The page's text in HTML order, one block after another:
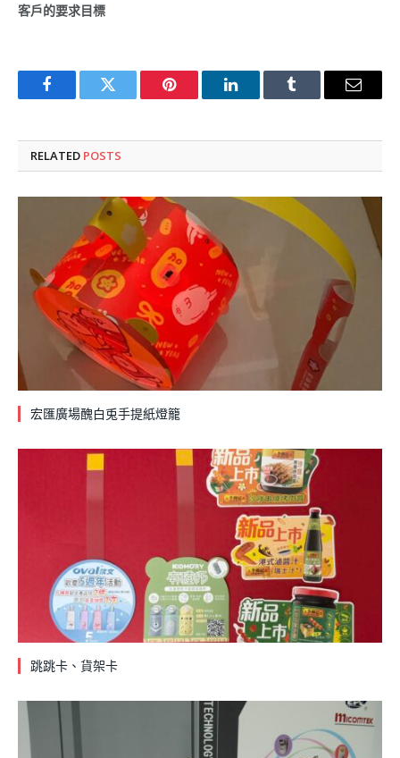
客戶的要求目標
FacebookTwitter Pinterest LinkedInTumblr Email
RELATED POSTS
宏匯廣場醜白兎手提紙燈籠
跳跳卡、貨架卡